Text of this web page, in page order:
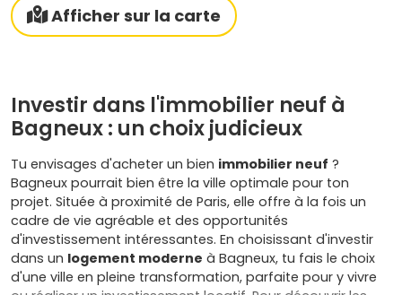
Afficher sur la carte
Investir dans l'immobilier neuf à
Bagneux : un choix judicieux
Tu envisages d'acheter un bien immobilier neuf ?
Bagneux pourrait bien être la ville optimale pour ton
projet. Située à proximité de Paris, elle offre à la fois un
cadre de vie agréable et des opportunités
d'investissement intéressantes. En choisissant d'investir
dans un logement moderne à Bagneux, tu fais le choix
d'une ville en pleine transformation, parfaite pour y vivre